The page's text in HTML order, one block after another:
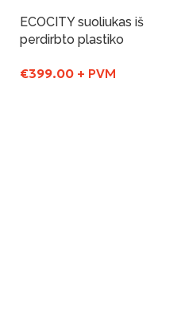
ECOCITY suoliukas iš
perdirbto plastiko
€399.00 + PVM